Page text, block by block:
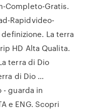
Completo-Gratis.
Rapidvideo-
La terra
HD Alta Qualita.
terra di Dio
di Dio …
- guarda in
e ENG. Scopri